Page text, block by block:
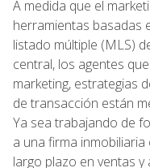
A medida que el
herramientas basadas
listado múltiple (MLS)
central, los agentes
marketing, estrategias
de transacción están
Ya sea trabajando de
a una firma
largo plazo en ventas